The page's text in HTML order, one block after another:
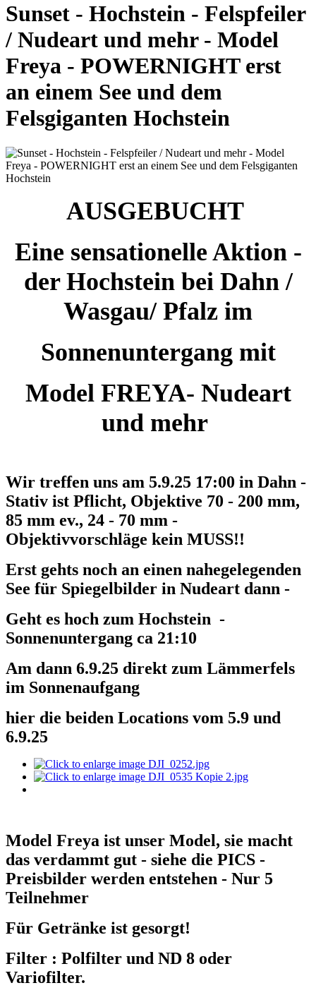
Sunset - Hochstein - Felspfeiler
/ Nudeart und mehr - Model
Freya - POWERNIGHT erst
an einem See und dem
Felsgiganten Hochstein
AUSGEBUCHT
Eine sensationelle Aktion -
der Hochstein bei Dahn /
Wasgau/ Pfalz im
Sonnenuntergang mit
Model FREYA- Nudeart
und mehr
Wir treffen uns am 5.9.25 17:00 in Dahn -
Stativ ist Pflicht, Objektive 70 - 200 mm,
85 mm ev., 24 - 70 mm -
Objektivvorschläge kein MUSS!!
Erst gehts noch an einen nahegelegenden
See für Spiegelbilder in Nudeart dann -
Geht es hoch zum Hochstein -
Sonnenuntergang ca 21:10
Am dann 6.9.25 direkt zum Lämmerfels
im Sonnenaufgang
hier die beiden Locations vom 5.9 und
6.9.25
Model Freya ist unser Model, sie macht
das verdammt gut - siehe die PICS -
Preisbilder werden entstehen - Nur 5
Teilnehmer
Für Getränke ist gesorgt!
Filter : Polfilter und ND 8 oder
Variofilter.